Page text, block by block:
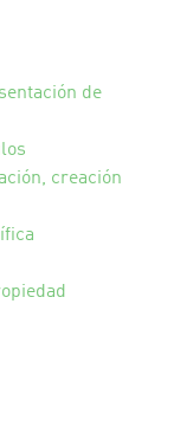
de
creación